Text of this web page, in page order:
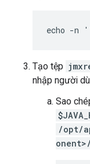
echo -n '
Tạo tệp
nhập người
Sao
/opt/
onent>/